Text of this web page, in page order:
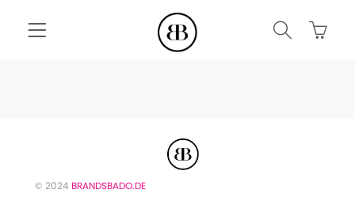
© 2024 BRANDSBADO.DE